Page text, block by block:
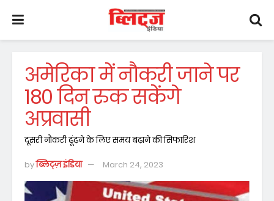
अमेरिका में नौकरी जाने पर
180 दिन रुक सकेंगे
अप्रवासी
दूसरी नौकरी ढूंढ़ने के लिए समय बढ़ाने की सिफारिश
byब्लिट्ज़ इंडिया March 24, 2023